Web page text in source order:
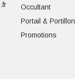
Occultant
Portail & Portillon
Promotions